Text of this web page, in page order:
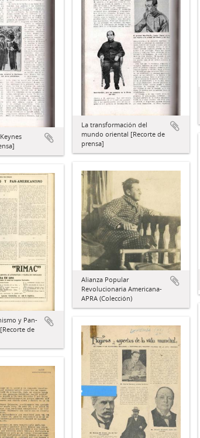
La transformación del
mundo oriental [Recorte de
prensa]
Alianza Popular
Revolucionaria Americana-
APRA (Colección)
y Pan-
de